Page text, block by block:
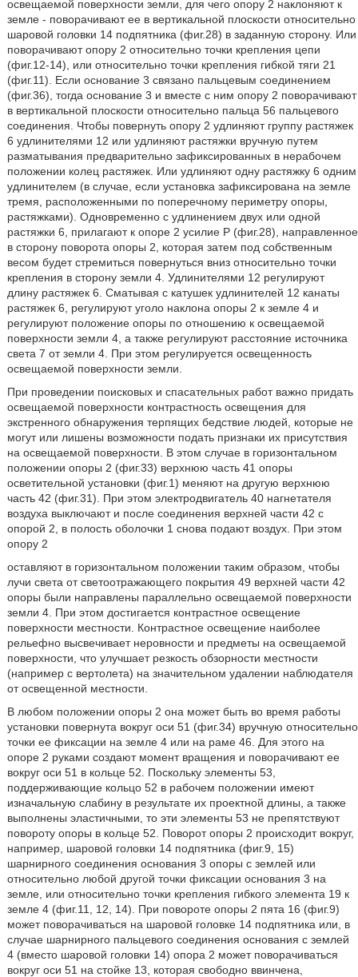
освещаемой поверхности земли, для чего опору 2 наклоняют к
земле - поворачивают ее в вертикальной плоскости относительно
шаровой головки 14 подпятника (фиг.28) в заданную сторону. Или
поворачивают опору 2 относительно точки крепления цепи
(фиг.12-14), или относительно точки крепления гибкой тяги 21
(фиг.11). Если основание 3 связано пальцевым соединением
(фиг.36), тогда основание 3 и вместе с ним опору 2 поворачивают
в вертикальной плоскости относительно пальца 56 пальцевого
соединения. Чтобы повернуть опору 2 удлиняют группу растяжек
6 удлинителями 12 или удлиняют растяжки вручную путем
разматывания предварительно зафиксированных в нерабочем
положении колец растяжек. Или удлиняют одну растяжку 6 одним
удлинителем (в случае, если установка зафиксирована на земле
тремя, расположенными по поперечному периметру опоры,
растяжками). Одновременно с удлинением двух или одной
растяжки 6, прилагают к опоре 2 усилие Р (фиг.28), направленное
в сторону поворота опоры 2, которая затем под собственным
весом будет стремиться повернуться вниз относительно точки
крепления в сторону земли 4. Удлинителями 12 регулируют
длину растяжек 6. Сматывая с катушек удлинителей 12 канаты
растяжек 6, регулируют уголо наклона опоры 2 к земле 4 и
регулируют положение опоры по отношению к освещаемой
поверхности земли 4, а также регулируют расстояние источника
света 7 от земли 4. При этом регулируется освещенность
освещаемой поверхности земли.
При проведении поисковых и спасательных работ важно придать
освещаемой поверхности контрастность освещения для
экстренного обнаружения терпящих бедствие людей, которые не
могут или лишены возможности подать признаки их присутствия
на освещаемой поверхности. В этом случае в горизонтальном
положении опоры 2 (фиг.33) верхнюю часть 41 опоры
осветительной установки (фиг.1) меняют на другую верхнюю
часть 42 (фиг.31). При этом электродвигатель 40 нагнетателя
воздуха выключают и после соединения верхней части 42 с
опорой 2, в полость оболочки 1 снова подают воздух. При этом
опору 2
оставляют в горизонтальном положении таким образом, чтобы
лучи света от светоотражающего покрытия 49 верхней части 42
опоры были направлены параллельно освещаемой поверхности
земли 4. При этом достигается контрастное освещение
поверхности местности. Контрастное освещение наиболее
рельефно высвечивает неровности и предметы на освещаемой
поверхности, что улучшает резкость обзорности местности
(например с вертолета) на значительном удалении наблюдателя
от освещенной местности.
В любом положении опоры 2 она может быть во время работы
установки повернута вокруг оси 51 (фиг.34) вручную относительно
точки ее фиксации на земле 4 или на раме 46. Для этого на
опоре 2 руками создают момент вращения и поворачивают ее
вокруг оси 51 в кольце 52. Поскольку элементы 53,
поддерживающие кольцо 52 в рабочем положении имеют
изначальную слабину в результате их проектной длины, а также
выполнены эластичными, то эти элементы 53 не препятствуют
повороту опоры в кольце 52. Поворот опоры 2 происходит вокруг,
например, шаровой головки 14 подпятника (фиг.9, 15)
шарнирного соединения основания 3 опоры с землей или
относительно любой другой точки фиксации основания 3 на
земле, или относительно точки крепления гибкого элемента 19 к
земле 4 (фиг.11, 12, 14). При повороте опоры 2 пята 16 (фиг.9)
может поворачиваться на шаровой головке 14 подпятника или, в
случае шарнирного пальцевого соединения основания с землей
4 (вместо шаровой головки 14) опора 2 может поворачиваться
вокруг оси 51 на стойке 13, которая свободно ввинчена,